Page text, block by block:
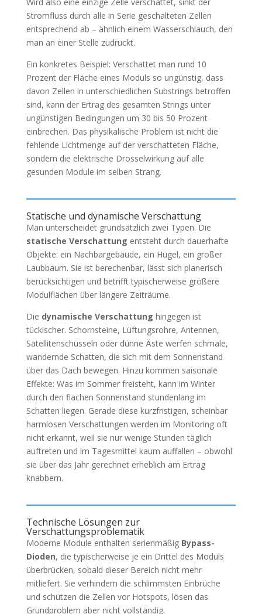
Wird also eine einzige Zelle verschattet, sinkt der
Stromfluss durch alle in Serie geschalteten Zellen
entsprechend ab – ähnlich einem Wasserschlauch, den
man an einer Stelle zudrückt.
Ein konkretes Beispiel: Verschattet man rund 10
Prozent der Fläche eines Moduls so ungünstig, dass
davon Zellen in unterschiedlichen Substrings betroffen
sind, kann der Ertrag des gesamten Strings unter
ungünstigen Bedingungen um 30 bis 50 Prozent
einbrechen. Das physikalische Problem ist nicht die
fehlende Lichtmenge auf der verschatteten Fläche,
sondern die elektrische Drosselwirkung auf alle
gesunden Module im selben Strang.
Statische und dynamische Verschattung
Man unterscheidet grundsätzlich zwei Typen. Die
statische Verschattung entsteht durch dauerhafte
Objekte: ein Nachbargebäude, ein Hügel, ein großer
Laubbaum. Sie ist berechenbar, lässt sich planerisch
berücksichtigen und betrifft typischerweise größere
Modulflächen über längere Zeiträume.
Die dynamische Verschattung hingegen ist
tückischer. Schornsteine, Lüftungsrohre, Antennen,
Satellitenschüsseln oder dünne Äste werfen schmale,
wandernde Schatten, die sich mit dem Sonnenstand
über das Dach bewegen. Hinzu kommen saisonale
Effekte: Was im Sommer freisteht, kann im Winter
durch den flachen Sonnenstand stundenlang im
Schatten liegen. Gerade diese kurzfristigen, scheinbar
harmlosen Verschattungen werden im Monitoring oft
nicht erkannt, weil sie nur wenige Stunden täglich
auftreten und im Tagesmittel kaum auffallen – obwohl
sie über das Jahr gerechnet erheblich am Ertrag
knabbern.
Technische Lösungen zur
Verschattungsproblematik
Moderne Module enthalten serienmäßig Bypass-
Dioden, die typischerweise je ein Drittel des Moduls
überbrücken, sobald dieser Bereich nicht mehr
mitliefert. Sie verhindern die schlimmsten Einbrüche
und schützen die Zellen vor Hotspots, lösen das
Grundproblem aber nicht vollständig.